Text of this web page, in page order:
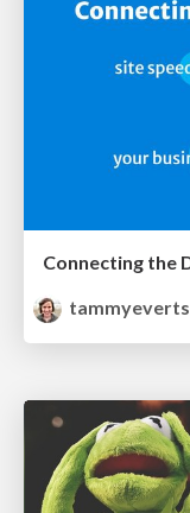
tammyeverts